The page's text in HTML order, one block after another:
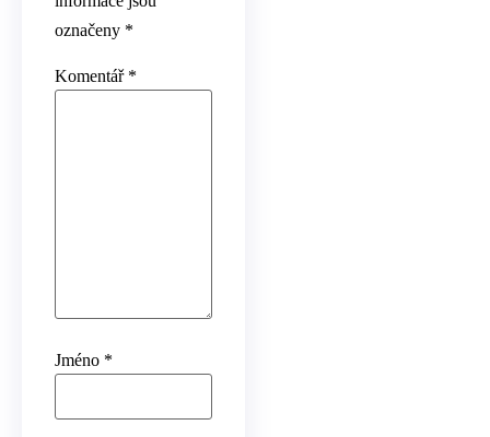
označeny *
Komentář *
Jméno *